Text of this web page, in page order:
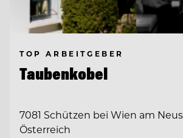
TOP ARBEITGEBER
Taubenkobel
7081 Schützen bei Wien am
Österreich